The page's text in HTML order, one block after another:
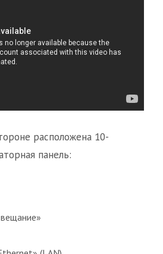
расположена 10-
панель: